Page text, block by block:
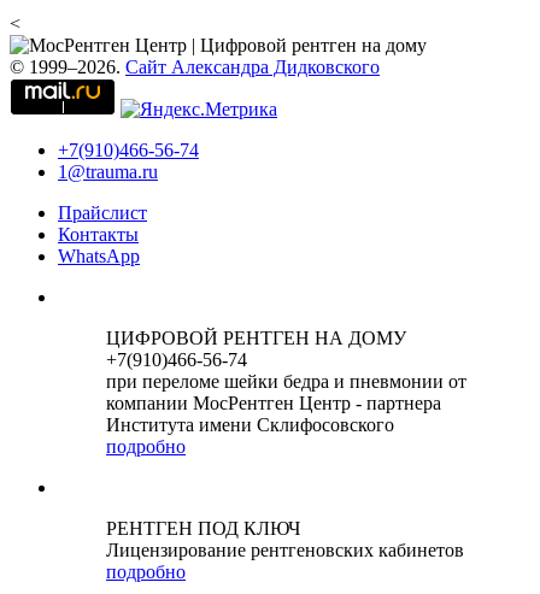
<
© 1999–2026. Сайт Александра Дидковского
+7(910)466-56-74
1@trauma.ru
Прайслист
Контакты
WhatsApp
ЦИФРОВОЙ РЕНТГЕН НА ДОМУ
+7(910)466-56-74
при переломе шейки бедра и пневмонии от
компании МосРентген Центр - партнера
Института имени Склифосовского
подробно
РЕНТГЕН ПОД КЛЮЧ
Лицензирование рентгеновских кабинетов
подробно